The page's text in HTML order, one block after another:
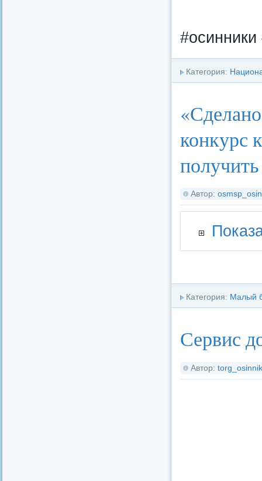
#осинники
Категория:
конкурс
Автор:
Категория: Малый
Сервис
Автор: